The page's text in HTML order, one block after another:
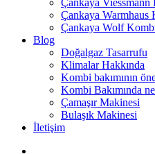
Çankaya
Çankaya Warmhaus
Çankaya Wolf
Blog
Doğalgaz Tasarrufu
Klimalar Hakkında
Kombi bakımının
Kombi Bakımında
Çamaşır Makinesi
Bulaşık Makinesi
İletişim